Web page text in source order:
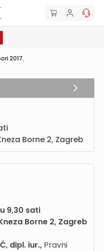
2017.
Borne 2, Zagreb
9,30 sati
Borne 2, Zagreb
dipl. iur., Pravni